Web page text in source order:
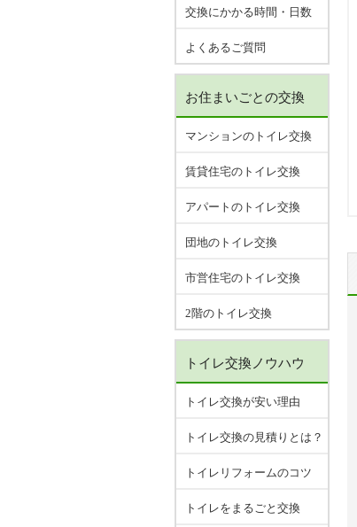
交換にかかる時間・日数
よくあるご質問
お住まいごとの交換
マンションのトイレ交換
賃貸住宅のトイレ交換
アパートのトイレ交換
団地のトイレ交換
市営住宅のトイレ交換
2階のトイレ交換
トイレ交換ノウハウ
トイレ交換が安い理由
トイレ交換の見積りとは？
トイレリフォームのコツ
トイレをまるごと交換